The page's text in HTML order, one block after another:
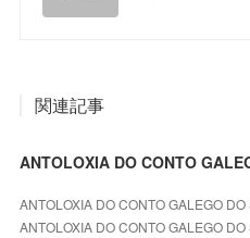
関連記事
ANTOLOXIA DO CONTO
ANTOLOXIA DO CONTO GALEGO
ANTOLOXIA DO CONTO GALEGO